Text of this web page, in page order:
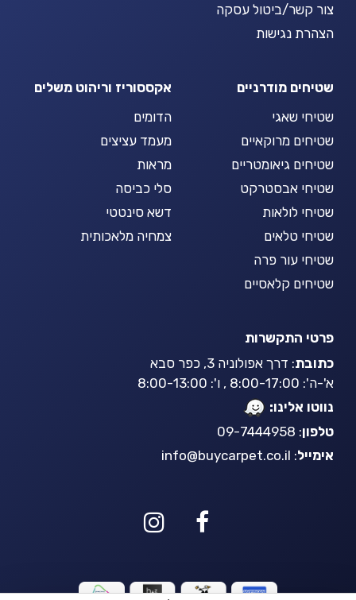
צור קשר/ביטול עסקה
הצהרת נגישות
שטיחים מודרניים
שטיחי שאגי
שטיחים מרוקאיים
שטיחים גיאומטריים
שטיחי אבסטרקט
שטיחי לולאות
שטיחי טלאים
שטיחי עור פרה
שטיחים קלאסיים
אקססוריז וריהוט משלים
הדומים
מעמד עציצים
מראות
סלי כביסה
דשא סינטטי
צמחיה מלאכותית
פרטי התקשרות
כתובת: דרך אפולוניה 3, כפר סבא
א'-ה': 8:00-17:00 , ו': 8:00-13:00
נווטו אלינו:
טלפון: 09-7444958
אימייל:
info@buycarpet.co.il